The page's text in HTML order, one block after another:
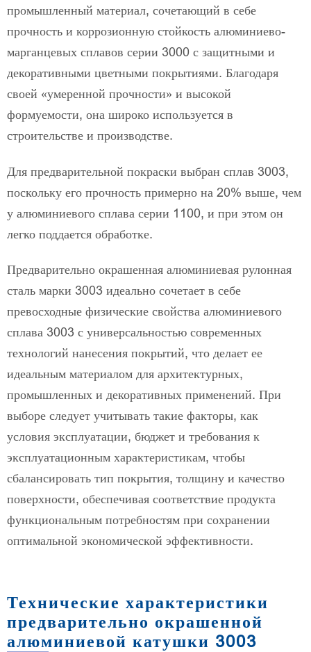
промышленный материал, сочетающий в себе
прочность и коррозионную стойкость алюминиево-
марганцевых сплавов серии 3000 с защитными и
декоративными цветными покрытиями. Благодаря
своей «умеренной прочности» и высокой
формуемости, она широко используется в
строительстве и производстве.
Для предварительной покраски выбран сплав 3003,
поскольку его прочность примерно на 20% выше, чем
у алюминиевого сплава серии 1100, и при этом он
легко поддается обработке.
Предварительно окрашенная алюминиевая рулонная
сталь марки 3003 идеально сочетает в себе
превосходные физические свойства алюминиевого
сплава 3003 с универсальностью современных
технологий нанесения покрытий, что делает ее
идеальным материалом для архитектурных,
промышленных и декоративных применений. При
выборе следует учитывать такие факторы, как
условия эксплуатации, бюджет и требования к
эксплуатационным характеристикам, чтобы
сбалансировать тип покрытия, толщину и качество
поверхности, обеспечивая соответствие продукта
функциональным потребностям при сохранении
оптимальной экономической эффективности.
Технические характеристики
предварительно окрашенной
алюминиевой катушки 3003